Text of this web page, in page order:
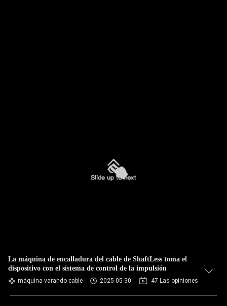
La máquina de encalladura del cable de ShaftLess toma el
dispositivo con el sistema de control de la impulsión
máquina varando cable 2025-05-30 47 Las opiniones